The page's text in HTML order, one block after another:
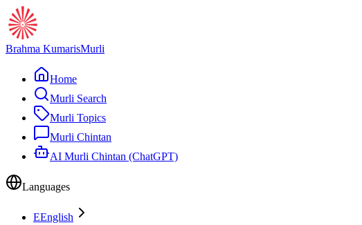
Brahma KumarisMurli
Home
Murli Search
Murli Topics
Murli Chintan
AI Murli Chintan (ChatGPT)
Languages
EEnglish